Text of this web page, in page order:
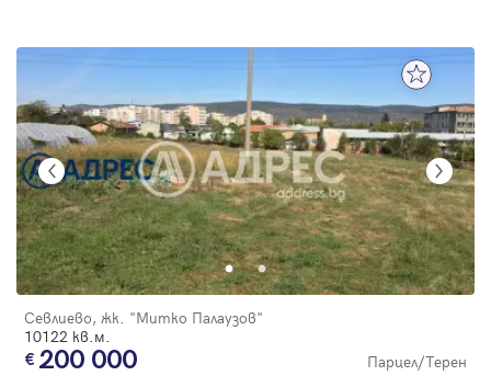
Севлиево, жк. "Митко Палаузов"
10122 кв.м.
200 000 Парцел/Терен